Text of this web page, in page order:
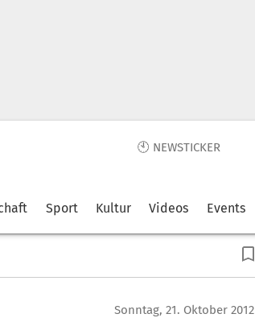
🕙 NEWSTICKER
Sport Kultur Videos Events
Sonntag, 21. Oktober 2012